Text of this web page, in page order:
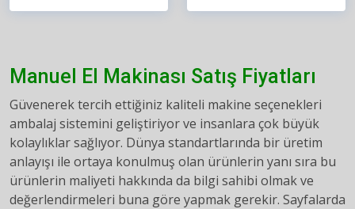
Manuel El Makinası Satış Fiyatları
Güvenerek tercih ettiğiniz kaliteli makine seçenekleri
ambalaj sistemini geliştiriyor ve insanlara çok büyük
kolaylıklar sağlıyor. Dünya standartlarında bir üretim
anlayışı ile ortaya konulmuş olan ürünlerin yanı sıra bu
ürünlerin maliyeti hakkında da bilgi sahibi olmak ve
değerlendirmeleri buna göre yapmak gerekir. Sayfalarda